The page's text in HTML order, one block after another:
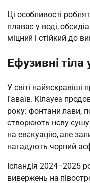
Ці особливості
плаває у воді,
міцний і стійкий до
Ефузивні тіла
У світі
Гаваїв. Кілауеа
року: фонтани лави,
створюють нову
на евакуацію, але
нагадують чорний
Ісландія 2024–2025
вивержень на